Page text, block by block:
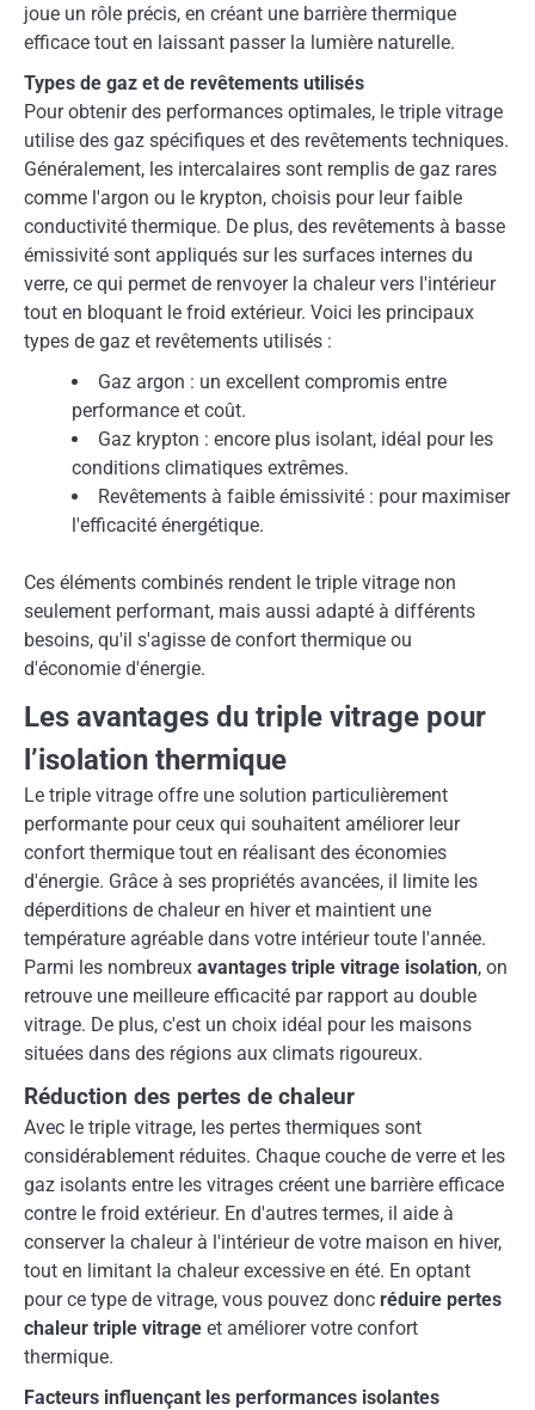
joue un rôle précis, en créant une barrière thermique
efficace tout en laissant passer la lumière naturelle.
Types de gaz et de revêtements utilisés
Pour obtenir des performances optimales, le triple vitrage
utilise des gaz spécifiques et des revêtements techniques.
Généralement, les intercalaires sont remplis de gaz rares
comme l'argon ou le krypton, choisis pour leur faible
conductivité thermique. De plus, des revêtements à basse
émissivité sont appliqués sur les surfaces internes du
verre, ce qui permet de renvoyer la chaleur vers l'intérieur
tout en bloquant le froid extérieur. Voici les principaux
types de gaz et revêtements utilisés :
Gaz argon : un excellent compromis entre
performance et coût.
Gaz krypton : encore plus isolant, idéal pour les
conditions climatiques extrêmes.
Revêtements à faible émissivité : pour maximiser
l'efficacité énergétique.
Ces éléments combinés rendent le triple vitrage non
seulement performant, mais aussi adapté à différents
besoins, qu'il s'agisse de confort thermique ou
d'économie d'énergie.
Les avantages du triple vitrage pour
l’isolation thermique
Le triple vitrage offre une solution particulièrement
performante pour ceux qui souhaitent améliorer leur
confort thermique tout en réalisant des économies
d'énergie. Grâce à ses propriétés avancées, il limite les
déperditions de chaleur en hiver et maintient une
température agréable dans votre intérieur toute l'année.
Parmi les nombreux avantages triple vitrage isolation, on
retrouve une meilleure efficacité par rapport au double
vitrage. De plus, c'est un choix idéal pour les maisons
situées dans des régions aux climats rigoureux.
Réduction des pertes de chaleur
Avec le triple vitrage, les pertes thermiques sont
considérablement réduites. Chaque couche de verre et les
gaz isolants entre les vitrages créent une barrière efficace
contre le froid extérieur. En d'autres termes, il aide à
conserver la chaleur à l'intérieur de votre maison en hiver,
tout en limitant la chaleur excessive en été. En optant
pour ce type de vitrage, vous pouvez donc réduire pertes
chaleur triple vitrage et améliorer votre confort
thermique.
Facteurs influençant les performances isolantes